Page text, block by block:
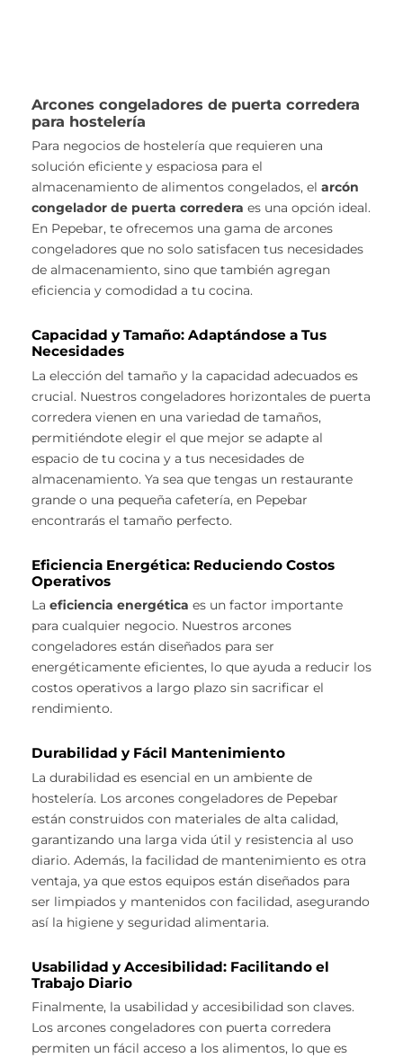
Arcones congeladores de puerta corredera
para hostelería
Para negocios de hostelería que requieren una
solución eficiente y espaciosa para el
almacenamiento de alimentos congelados, el arcón
congelador de puerta corredera es una opción ideal.
En Pepebar, te ofrecemos una gama de arcones
congeladores que no solo satisfacen tus necesidades
de almacenamiento, sino que también agregan
eficiencia y comodidad a tu cocina.
Capacidad y Tamaño: Adaptándose a Tus
Necesidades
La elección del tamaño y la capacidad adecuados es
crucial. Nuestros congeladores horizontales de puerta
corredera vienen en una variedad de tamaños,
permitiéndote elegir el que mejor se adapte al
espacio de tu cocina y a tus necesidades de
almacenamiento. Ya sea que tengas un restaurante
grande o una pequeña cafetería, en Pepebar
encontrarás el tamaño perfecto.
Eficiencia Energética: Reduciendo Costos
Operativos
La eficiencia energética es un factor importante
para cualquier negocio. Nuestros arcones
congeladores están diseñados para ser
energéticamente eficientes, lo que ayuda a reducir los
costos operativos a largo plazo sin sacrificar el
rendimiento.
Durabilidad y Fácil Mantenimiento
La durabilidad es esencial en un ambiente de
hostelería. Los arcones congeladores de Pepebar
están construidos con materiales de alta calidad,
garantizando una larga vida útil y resistencia al uso
diario. Además, la facilidad de mantenimiento es otra
ventaja, ya que estos equipos están diseñados para
ser limpiados y mantenidos con facilidad, asegurando
así la higiene y seguridad alimentaria.
Usabilidad y Accesibilidad: Facilitando el
Trabajo Diario
Finalmente, la usabilidad y accesibilidad son claves.
Los arcones congeladores con puerta corredera
permiten un fácil acceso a los alimentos, lo que es